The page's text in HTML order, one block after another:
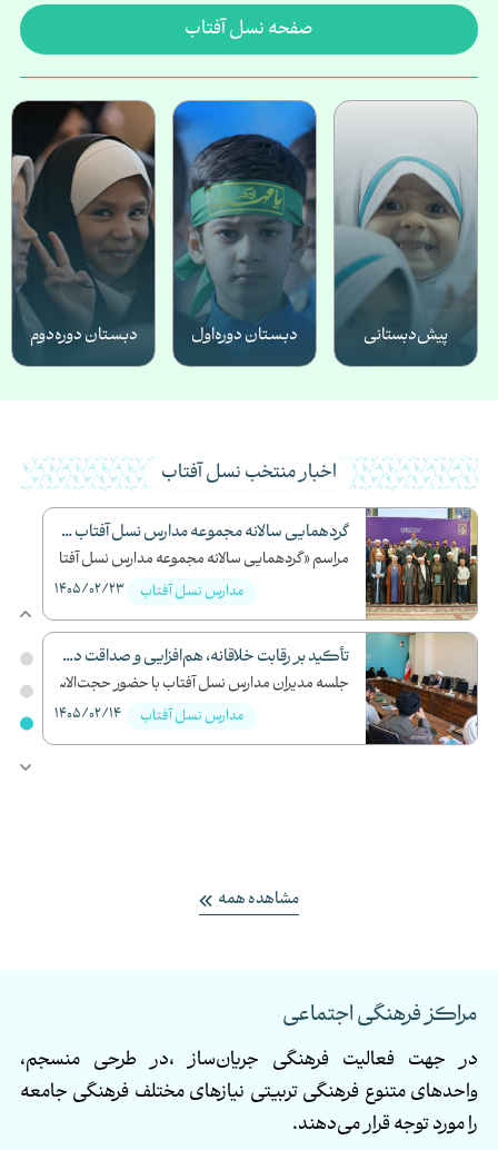
صفحه نسل آفتاب
پیش‌دبستانی دبـسـتان دوره‌‌اول دبـسـتان دوره‌‌دوم
اخبار منتخب نسل آفتاب
...
ک...
گردهمایی سالانه مجموعه مدارس نسل آفتاب و تکریم مقام معلم
مراسم «گردهمایی سالانه مجموعه مدارس نسل آفتاب و تک...
1405/02/23 مدارس نسل آفتاب
تأکید بر رقابت خلاقانه، هم‌افزایی و صداقت در مدیریت مدارس نس...
جلسه مدیران مدارس نسل آفتاب با حضور حجت‌الاسلام وا...
1405/02/14 مدارس نسل آفتاب
مشاهده همه
مراکز فرهنگی اجتماعی
در جهت فعالیت فرهنگی جریان‌ساز،در طرحی منسجم،
واحدهای متنوع فرهنگی تربیتی نیازهای مختلف فرهنگی جامعه
را مورد توجه قرار می‌دهند.